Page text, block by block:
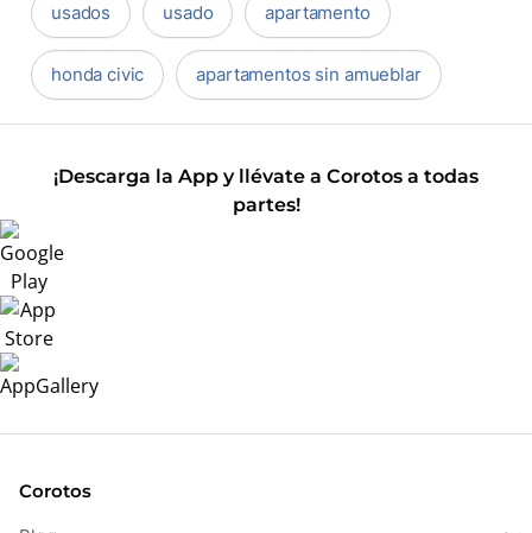
usados usado apartamento
honda civic apartamentos sin amueblar
¡Descarga la App y llévate a Corotos a todas
partes!
Corotos